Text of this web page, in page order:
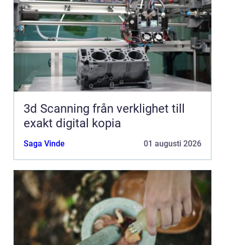
3d Scanning från verklighet till
exakt digital kopia
Saga Vinde 01 augusti 2026